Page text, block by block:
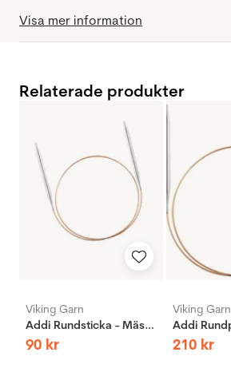
Visa mer information
Relaterade produkter
Viking Garn
Addi Rundsticka - Mässing
90 kr
Viking Garn
210 kr